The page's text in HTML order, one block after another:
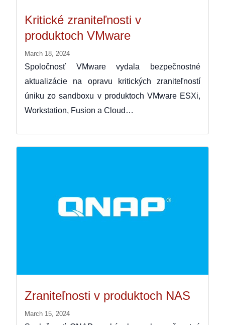
Kritické zraniteľnosti v
produktoch VMware
March 18, 2024
Spoločnosť VMware vydala bezpečnostné
aktualizácie na opravu kritických zraniteľností
úniku zo sandboxu v produktoch VMware ESXi,
Workstation, Fusion a Cloud…
Zraniteľnosti v produktoch NAS
March 15, 2024